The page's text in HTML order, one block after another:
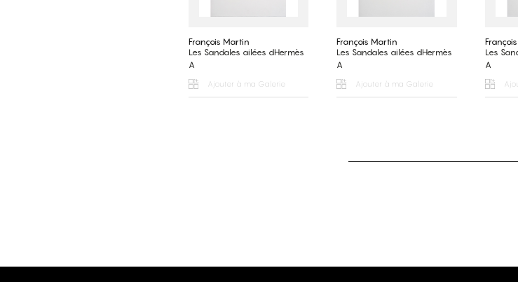
François Martin
Les Sandales ailées dHermès
A
Ajouter à ma Galerie
François Martin
Les Sandales ailées dHermès
A
Ajouter à ma Galerie
Les
A